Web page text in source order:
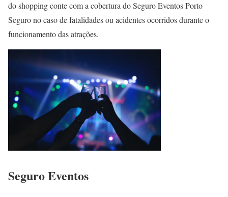
do shopping conte com a cobertura do Seguro Eventos Porto
Seguro no caso de fatalidades ou acidentes ocorridos durante o
funcionamento das atrações.
Seguro Eventos